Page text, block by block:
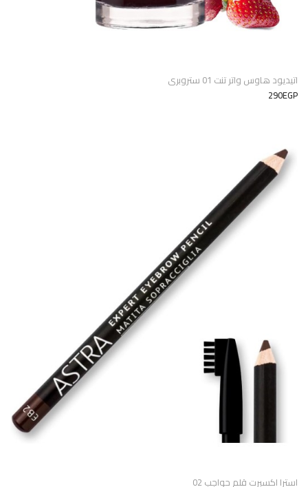
اتيديود هاوس واتر تنت 01 ستروبرى
290EGP
استرا اكسبرت قلم حواجب 02